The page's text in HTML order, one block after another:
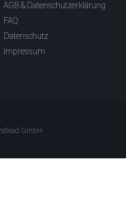
AGB & Datenschutzerklärung
FAQ
Datenschutz
Impressum
GmbH